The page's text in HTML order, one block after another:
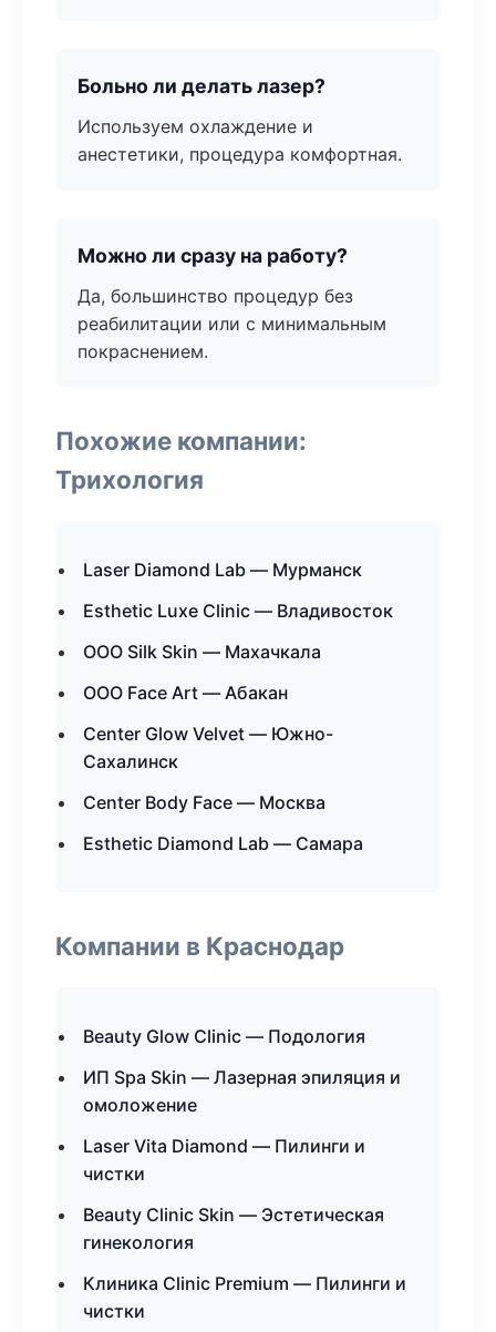
Больно ли делать лазер?
Используем охлаждение и
анестетики, процедура комфортная.
Можно ли сразу на работу?
Да, большинство процедур без
реабилитации или с минимальным
покраснением.
Похожие компании:
Трихология
Laser Diamond Lab — Мурманск
Esthetic Luxe Clinic — Владивосток
ООО Silk Skin — Махачкала
ООО Face Art — Абакан
Center Glow Velvet — Южно-
Сахалинск
Center Body Face — Москва
Esthetic Diamond Lab — Самара
Компании в Краснодар
Beauty Glow Clinic — Подология
ИП Spa Skin — Лазерная эпиляция и
омоложение
Laser Vita Diamond — Пилинги и
чистки
Beauty Clinic Skin — Эстетическая
гинекология
Клиника Clinic Premium — Пилинги и
чистки